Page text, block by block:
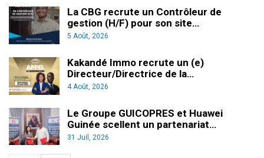
La CBG recrute un Contrôleur de
gestion (H/F) pour son site…
5 Août, 2026
Kakandé Immo recrute un (e)
Directeur/Directrice de la…
4 Août, 2026
Le Groupe GUICOPRES et Huawei
Guinée scellent un partenariat…
31 Juil, 2026